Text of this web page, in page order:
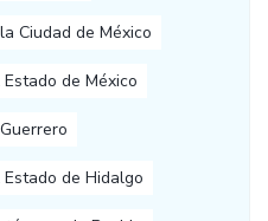
Ciudad de México
de México
de Hidalgo